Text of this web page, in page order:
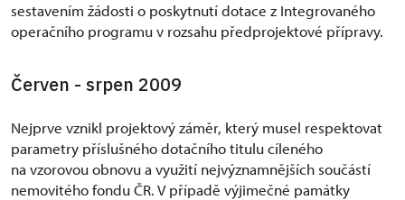
sestavením žádosti o poskytnutí dotace z Integrovaného
operačního programu v rozsahu předprojektové přípravy.
Červen - srpen 2009
Nejprve vznikl projektový záměr, který musel respektovat
parametry příslušného dotačního titulu cíleného
na vzorovou obnovu a využití nejvýznamnějších součástí
nemovitého fondu ČR. V případě výjimečné památky